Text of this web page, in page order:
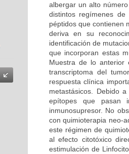
albergar un alto
distintos regímenes
péptidos que contienen
deriva en su
identificación de
que incorporan estas
Muestra de lo
transcriptoma del
respuesta clínica
metastásicos. Debido
epítopes que pasan
inmunosupresor. No
con quimioterapia neo-
este régimen de
al efecto citotóxico
estimulación de